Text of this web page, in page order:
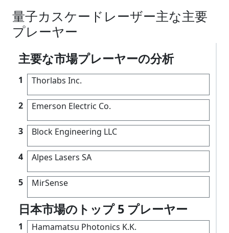
量子カスケードレーザー主な主要
プレーヤー
主要な市場プレーヤーの分析
1 Thorlabs Inc.
2 Emerson Electric Co.
3 Block Engineering LLC
4 Alpes Lasers SA
5 MirSense
日本市場のトップ 5 プレーヤー
1 Hamamatsu Photonics K.K.